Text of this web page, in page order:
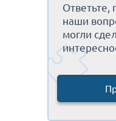
Ответьте,
наши
могли